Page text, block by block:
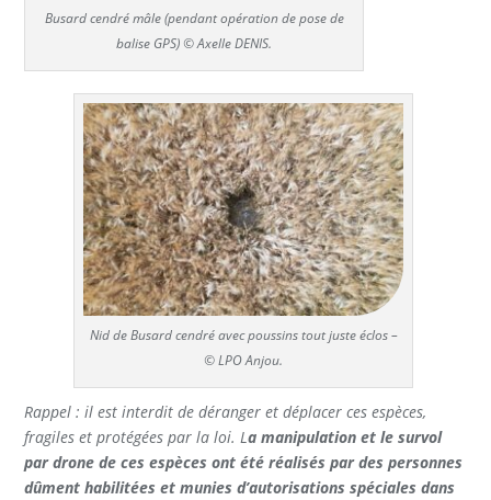
Busard cendré mâle (pendant opération de pose de
balise GPS) © Axelle DENIS.
Nid de Busard cendré avec poussins tout juste éclos –
© LPO Anjou.
Rappel : il est interdit de déranger et déplacer ces espèces,
fragiles et protégées par la loi. La manipulation et le survol
par drone de ces espèces ont été réalisés par des personnes
dûment habilitées et munies d’autorisations spéciales dans